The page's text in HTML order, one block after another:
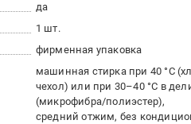
да
1 шт.
фирменная упаковка
машинная стирка при 40 °С
чехол) или при 30–40 °С в
(микрофибра/полиэстер)
средний отжим, без